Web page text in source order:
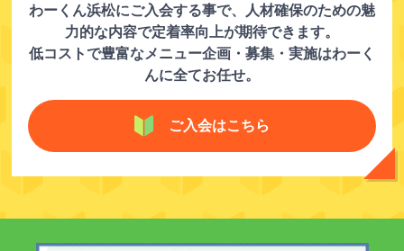
わーくん浜松にご入会する事で、人材確保のための魅
力的な内容で定着率向上が期待できます。
低コストで豊富なメニュー企画・募集・実施はわーく
んに全てお任せ。
ご入会はこちら